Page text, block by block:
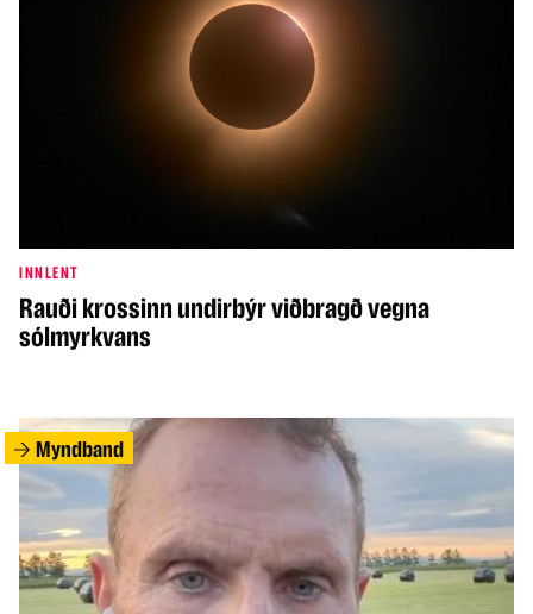
INNLENT
Rauði krossinn undirbýr viðbragð vegna
sólmyrkvans
Myndband